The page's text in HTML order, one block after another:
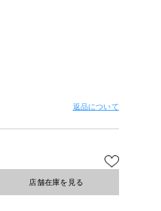
返品について
店舗在庫を見る